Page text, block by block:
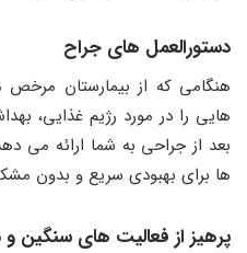
دستورالعمل های جراح
هنگامی که از بیمارستان
هایی را در مورد رژیم غذایی،
بعد از جراحی به شما ارائه می
ها برای بهبودی سریع و بدون
پرهیز از فعالیت های سنگین و